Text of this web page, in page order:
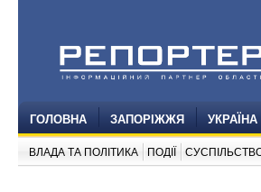
ГОЛОВНА ЗАПОРІЖЖЯ УКРАЇНА
ВЛАДА ТА ПОЛІТИКА ПОДІЇ